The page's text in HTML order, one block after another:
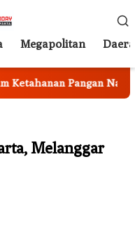
Megapolitan
Pangan
Melanggar